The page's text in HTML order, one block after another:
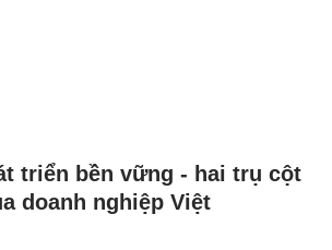
triển bền vững - hai trụ cột
doanh nghiệp Việt